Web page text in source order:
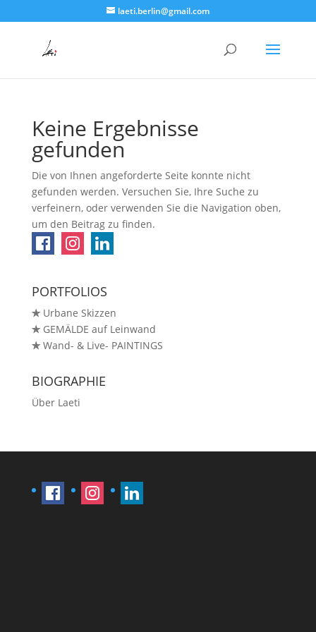
laeti.berlin@gmail.com
Keine Ergebnisse
gefunden
Die von Ihnen angeforderte Seite konnte nicht
gefunden werden. Versuchen Sie, Ihre Suche zu
verfeinern, oder verwenden Sie die Navigation oben,
um den Beitrag zu finden.
PORTFOLIOS
✯Urbane Skizzen
✯GEMÄLDE auf Leinwand
✯Wand- & Live- PAINTINGS
BIOGRAPHIE
Über Laeti